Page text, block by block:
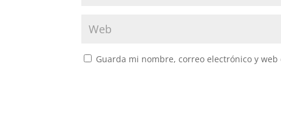
Guarda mi nombre, correo electrónico y